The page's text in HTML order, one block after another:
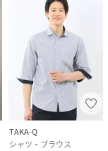
TAKA-Q
シャツ・ブラウス